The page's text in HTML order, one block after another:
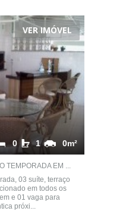
VER IMÓVEL
0m²
1
0
TEMPORADA EM ...
03 suíte, terraço
em todos os
e 01 vaga para
próxi...